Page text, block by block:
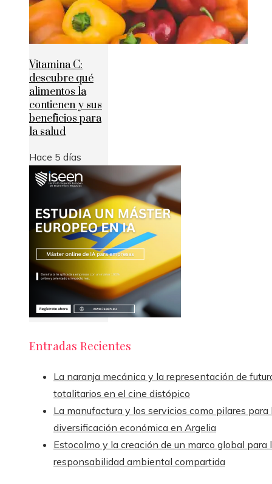
Vitamina C:
descubre qué
alimentos la
contienen y sus
beneficios para
la salud
Hace 5 días
Entradas Recientes
La naranja mecánica y la representación de
totalitarios en el cine distópico
La manufactura y los servicios como pilares para
diversificación económica en Argelia
Estocolmo y la creación de un marco global para
responsabilidad ambiental compartida